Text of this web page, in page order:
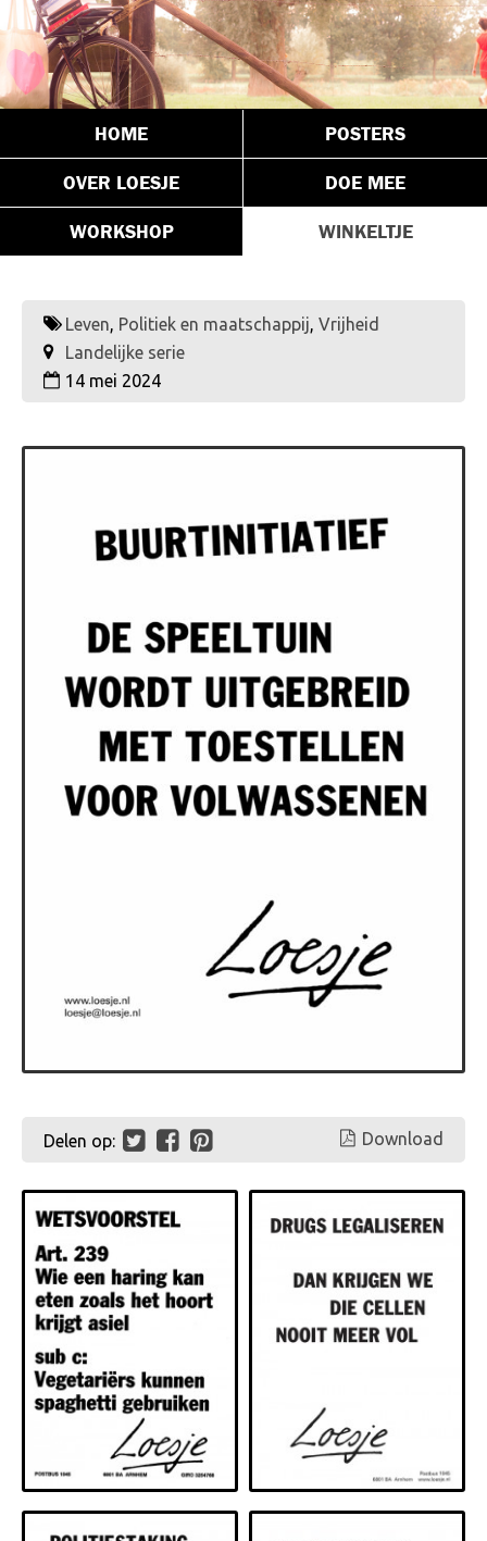
HOME POSTERS
OVER LOESJE DOE MEE
WORKSHOP WINKELTJE
Leven, Politiek en maatschappij, Vrijheid
Landelijke serie
14 mei 2024
Delen op: Download